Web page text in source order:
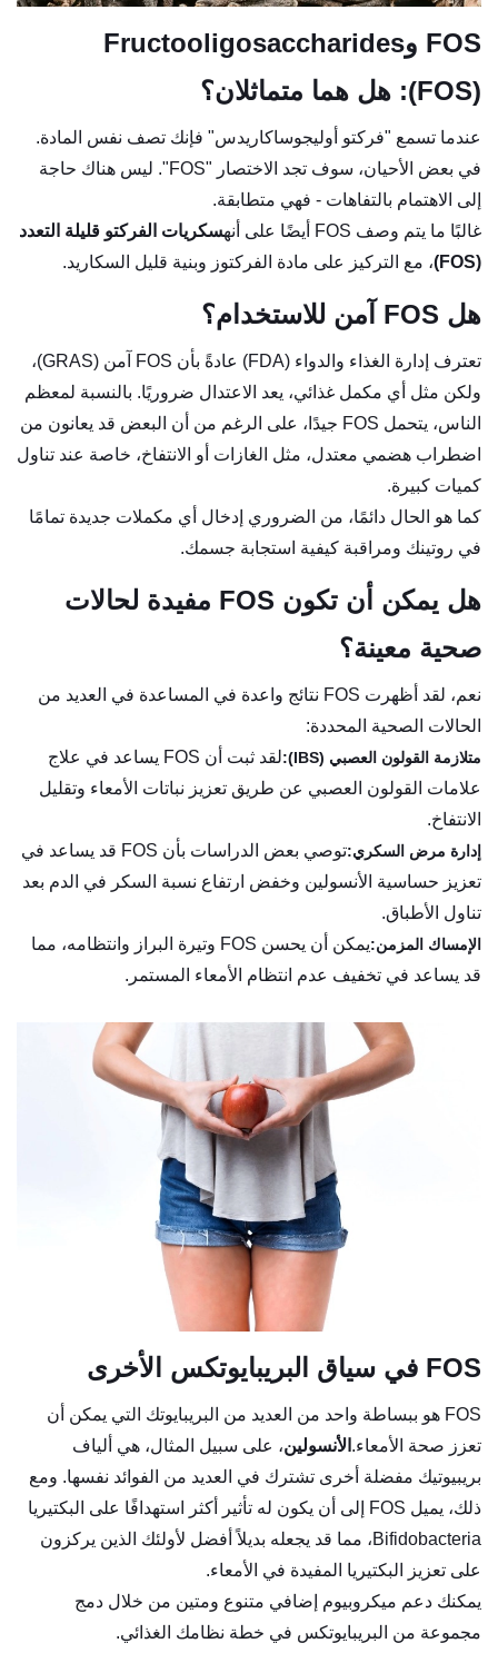
FOS وFructooligosaccharides
(FOS): هل هما متماثلان؟
عندما تسمع "فركتو أوليجوساكاريدس" فإنك تصف نفس المادة.
في بعض الأحيان، سوف تجد الاختصار "FOS". ليس هناك حاجة
إلى الاهتمام بالتفاهات - فهي متطابقة.
غالبًا ما يتم وصف FOS أيضًا على أنه
سكريات الفركتو قليلة التعدد
(FOS)
، مع التركيز على مادة الفركتوز وبنية قليل السكاريد.
هل FOS آمن للاستخدام؟
تعترف إدارة الغذاء والدواء (FDA) عادةً بأن FOS آمن (GRAS)،
ولكن مثل أي مكمل غذائي، يعد الاعتدال ضروريًا. بالنسبة لمعظم
الناس، يتحمل FOS جيدًا، على الرغم من أن البعض قد يعانون من
اضطراب هضمي معتدل، مثل الغازات أو الانتفاخ، خاصة عند تناول
كميات كبيرة.
كما هو الحال دائمًا، من الضروري إدخال أي مكملات جديدة تمامًا
في روتينك ومراقبة كيفية استجابة جسمك.
هل يمكن أن تكون FOS مفيدة لحالات
صحية معينة؟
نعم، لقد أظهرت FOS نتائج واعدة في المساعدة في العديد من
الحالات الصحية المحددة:
متلازمة القولون العصبي (IBS):
لقد ثبت أن FOS يساعد في علاج
علامات القولون العصبي عن طريق تعزيز نباتات الأمعاء وتقليل
الانتفاخ.
إدارة مرض السكري:
توصي بعض الدراسات بأن FOS قد يساعد في
تعزيز حساسية الأنسولين وخفض ارتفاع نسبة السكر في الدم بعد
تناول الأطباق.
الإمساك المزمن:
يمكن أن يحسن FOS وتيرة البراز وانتظامه، مما
قد يساعد في تخفيف عدم انتظام الأمعاء المستمر.
FOS في سياق البريبايوتكس الأخرى
FOS هو ببساطة واحد من العديد من البريبايوتك التي يمكن أن
تعزز صحة الأمعاء. الأنسولين، على سبيل المثال، هي ألياف
بريبيوتيك مفضلة أخرى تشترك في العديد من الفوائد نفسها. ومع
ذلك، يميل FOS إلى أن يكون له تأثير أكثر استهدافًا على البكتيريا
Bifidobacteria، مما قد يجعله بديلاً أفضل لأولئك الذين يركزون
على تعزيز البكتيريا المفيدة في الأمعاء.
يمكنك دعم ميكروبيوم إضافي متنوع ومتين من خلال دمج
مجموعة من البريبايوتكس في خطة نظامك الغذائي.